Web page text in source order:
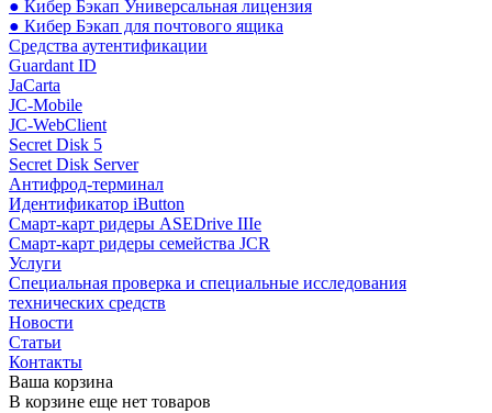
● Кибер Бэкап Универсальная лицензия
● Кибер Бэкап для почтового ящика
Средства аутентификации
Guardant ID
JaCarta
JC-Mobile
JC-WebClient
Secret Disk 5
Secret Disk Server
Антифрод-терминал
Идентификатор iButton
Смарт-карт ридеры ASEDrive IIIe
Смарт-карт ридеры семейства JCR
Услуги
Специальная проверка и специальные исследования
технических средств
Новости
Статьи
Контакты
Ваша корзина
В корзине еще нет товаров